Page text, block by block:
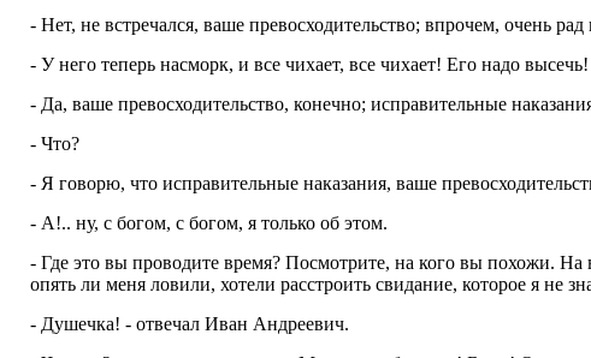
- Нет, не встречался, ваше превосходительство; впрочем, очень
- У него теперь насморк, и все чихает, все чихает! Его надо высечь!
- Да, ваше превосходительство, конечно; исправительные
- Что?
- Я говорю, что исправительные наказания, ваше
- А!.. ну, с богом, с богом, я только об этом.
- Где это вы проводите время? Посмотрите, на кого вы похожи.
опять ли меня ловили, хотели расстроить свидание, которое я не
- Душечка! - отвечал Иван Андреевич.